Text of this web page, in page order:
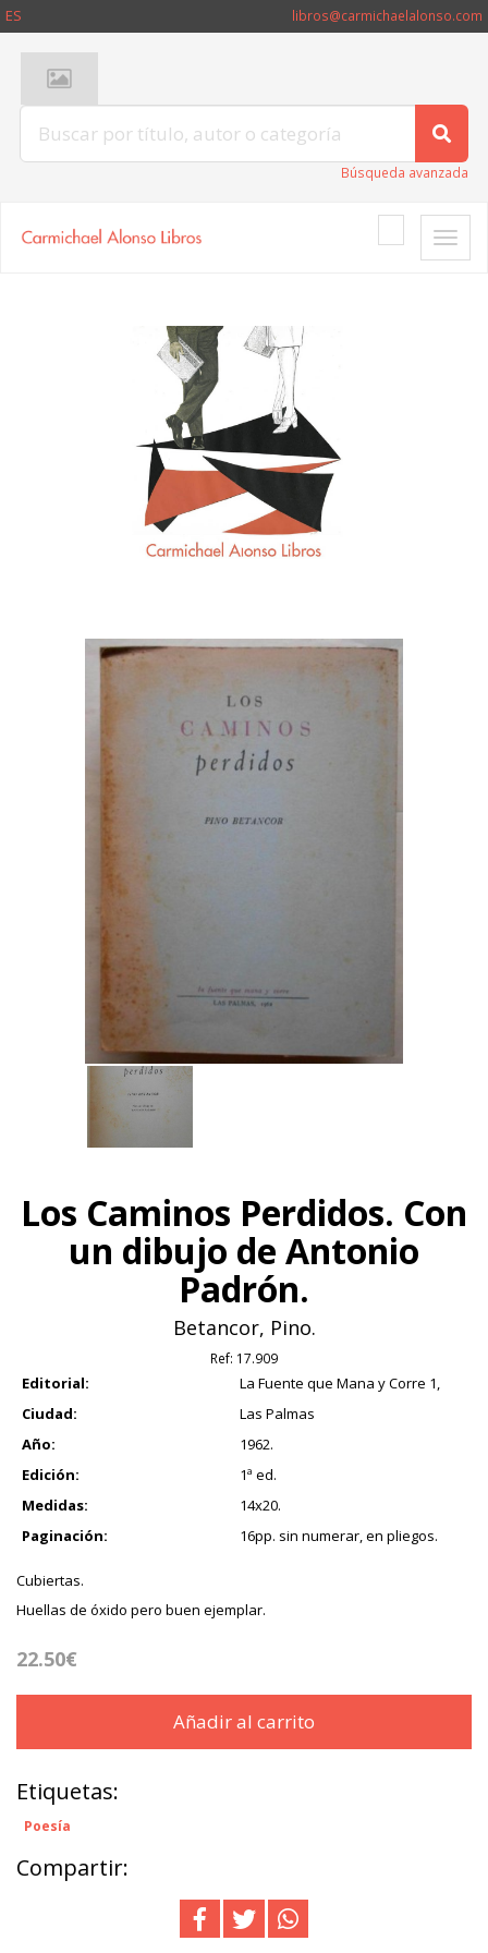
ES libros@carmichaelalonso.com
Búsqueda avanzada
Toggle
Los Caminos Perdidos. Con
un dibujo de Antonio
Padrón.
Betancor, Pino.
Ref: 17.909
Editorial:
La Fuente que Mana y Corre 1,
Ciudad:
Las Palmas
Año:
1962.
Edición:
1ª ed.
Medidas:
14x20.
Paginación:
16pp. sin numerar, en pliegos.
Cubiertas.
Huellas de óxido pero buen ejemplar.
22.50€
Añadir al carrito
Etiquetas:
Poesía
Compartir: